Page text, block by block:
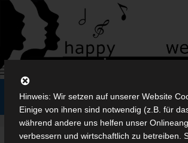
Zum
Inhalt
springen
Menü
Hinweis: Wir setzen auf unserer Website
Einige von ihnen sind notwendig (z.B. für
während andere uns helfen unser
verbessern und wirtschaftlich zu betreiben.